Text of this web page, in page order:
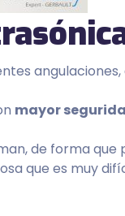
mayor
de forma que
que es muy